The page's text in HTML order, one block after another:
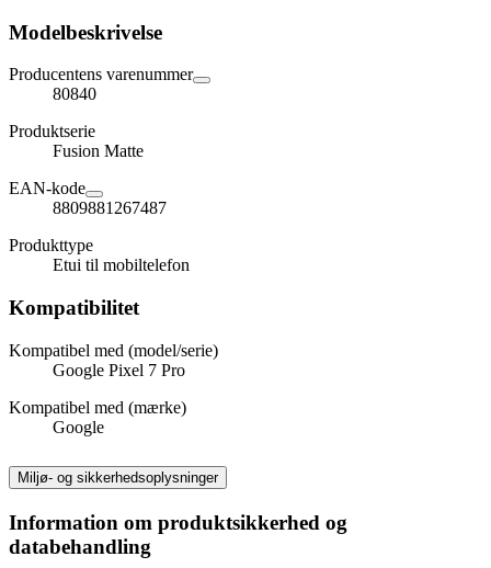
Modelbeskrivelse
Producentens varenummer
80840
Produktserie
Fusion Matte
EAN-kode
8809881267487
Produkttype
Etui til mobiltelefon
Kompatibilitet
Kompatibel med (model/serie)
Google Pixel 7 Pro
Kompatibel med (mærke)
Google
Miljø- og sikkerhedsoplysninger
Information om produktsikkerhed og
databehandling